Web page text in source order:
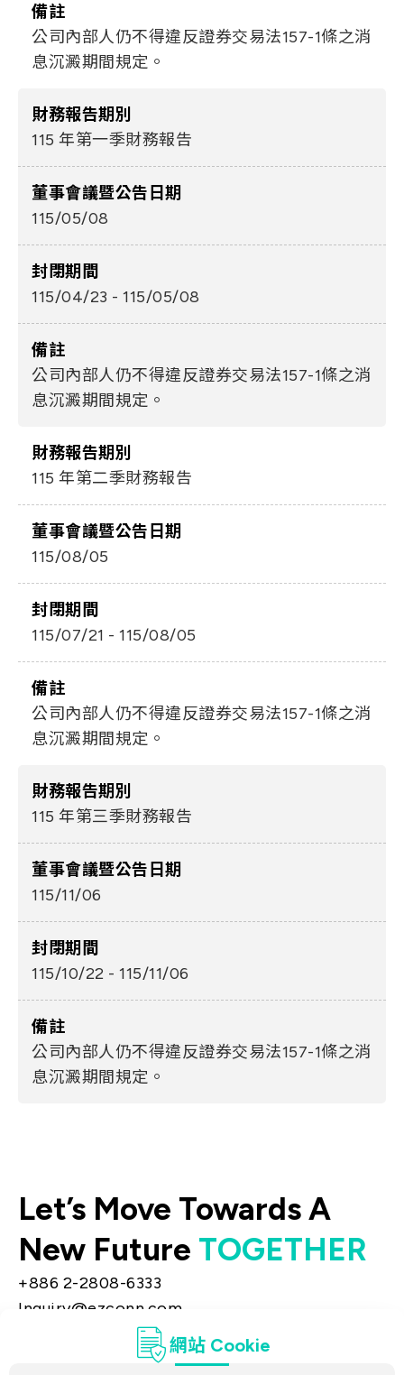
備註
公司內部人仍不得違反證券交易法157-1條之消
息沉澱期間規定。
財務報告期別
115 年第一季財務報告
董事會議暨公告日期
115/05/08
封閉期間
115/04/23 - 115/05/08
備註
公司內部人仍不得違反證券交易法157-1條之消
息沉澱期間規定。
財務報告期別
115 年第二季財務報告
董事會議暨公告日期
115/08/05
封閉期間
115/07/21 - 115/08/05
備註
公司內部人仍不得違反證券交易法157-1條之消
息沉澱期間規定。
財務報告期別
115 年第三季財務報告
董事會議暨公告日期
115/11/06
封閉期間
115/10/22 - 115/11/06
備註
公司內部人仍不得違反證券交易法157-1條之消
息沉澱期間規定。
Let’s Move Towards A
New Future TOGETHER
+886 2-2808-6333
Inquiry@ezconn.com
新北市淡水區中正東路2段27-8號13樓
網站 Cookie